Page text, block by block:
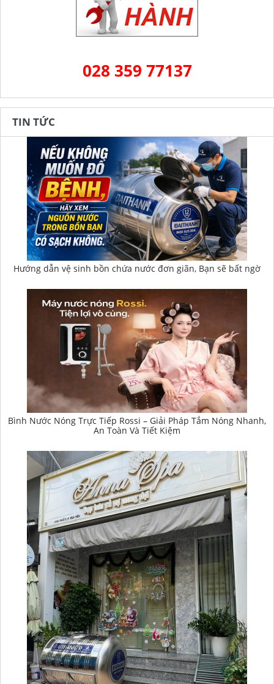
028 359 77137
TIN TỨC
Hướng dẫn vệ sinh bồn chứa nước đơn giãn, Bạn sẽ bất ngờ
Bình Nước Nóng Trực Tiếp Rossi – Giải Pháp Tắm Nóng Nhanh,
An Toàn Và Tiết Kiệm